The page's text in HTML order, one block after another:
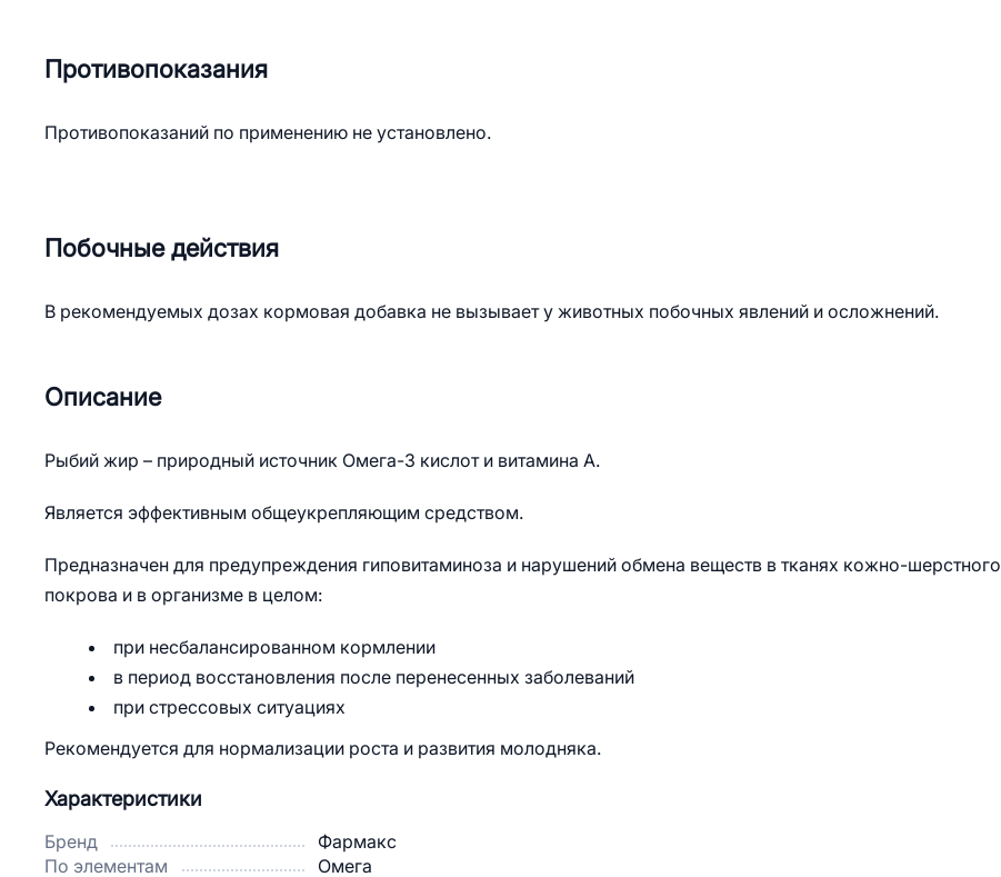
Противопоказания
Противопоказаний по применению не установлено.
Побочные действия
В рекомендуемых дозах кормовая добавка не вызывает у животных побочных явлений и осложнений.
Описание
Рыбий жир – природный источник Омега-3 кислот и витамина А.
Является эффективным общеукрепляющим средством.
Предназначен для предупреждения гиповитаминоза и нарушений обмена веществ в тканях кожно-шерстного
покрова и в организме в целом:
при несбалансированном кормлении
в период восстановления после перенесенных заболеваний
при стрессовых ситуациях
Рекомендуется для нормализации роста и развития молодняка.
Характеристики
Бренд
Фармакс
По элементам
Омега